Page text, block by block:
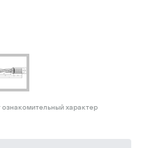
ознакомительный характер